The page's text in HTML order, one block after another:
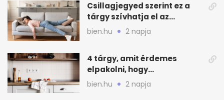
Csillagjegyed szerint ez a
tárgy szívhatja el az
otthonod energiáját
bien.hu 2 napja
4 tárgy, amit érdemes
elpakolni, hogy
hűvösebbnek tűnjön a lakás
bien.hu 2 napja